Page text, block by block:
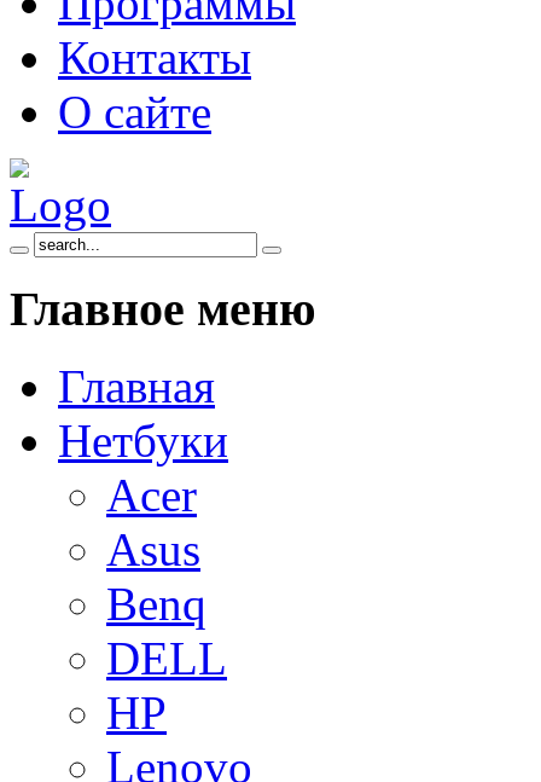
Контакты
О сайте
Главное меню
Главная
Нетбуки
Acer
Asus
Benq
DELL
HP
Lenovo